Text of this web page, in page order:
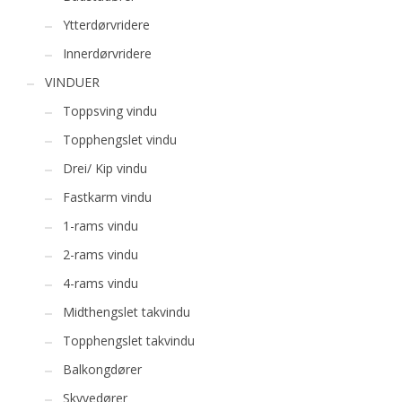
Ytterdørvridere
Innerdørvridere
VINDUER
Toppsving vindu
Topphengslet vindu
Drei/ Kip vindu
Fastkarm vindu
1-rams vindu
2-rams vindu
4-rams vindu
Midthengslet takvindu
Topphengslet takvindu
Balkongdører
Skyvedører